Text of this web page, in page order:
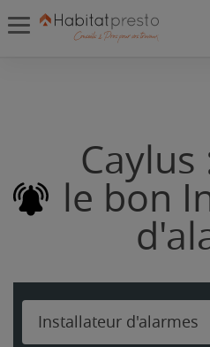
Caylus
le bon
Installateur d'alarmes